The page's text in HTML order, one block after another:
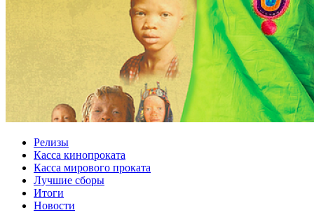
Релизы
Касса кинопроката
Касса мирового проката
Лучшие сборы
Итоги
Новости